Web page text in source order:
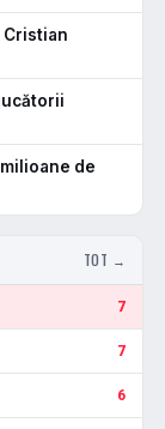
de
TOT →
7
7
6